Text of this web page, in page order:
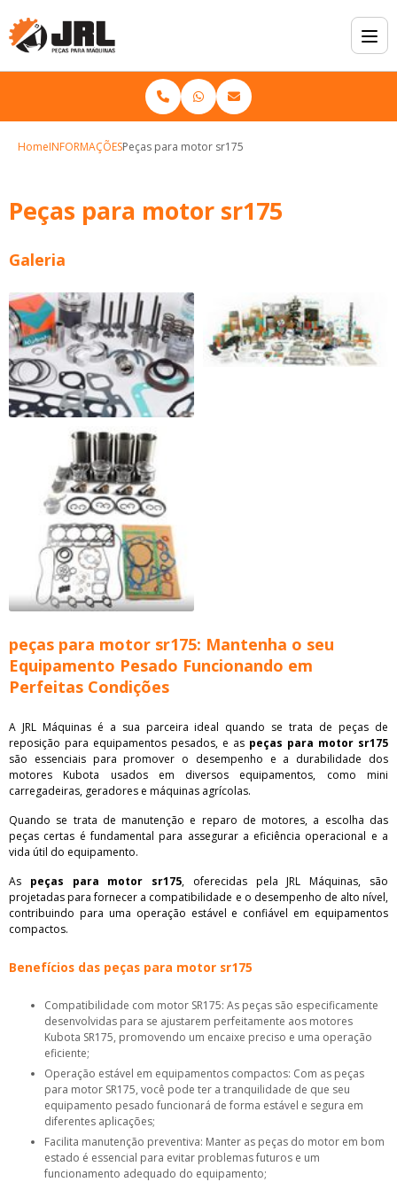
HomeINFORMAÇÕESPeças para motor sr175
Peças para motor sr175
Galeria
peças para motor sr175: Mantenha o seu
Equipamento Pesado Funcionando em
Perfeitas Condições
A JRL Máquinas é a sua parceira ideal quando se trata de peças de
reposição para equipamentos pesados, e as peças para motor sr175
são essenciais para promover o desempenho e a durabilidade dos
motores Kubota usados em diversos equipamentos, como mini
carregadeiras, geradores e máquinas agrícolas.
Quando se trata de manutenção e reparo de motores, a escolha das
peças certas é fundamental para assegurar a eficiência operacional e a
vida útil do equipamento.
As peças para motor sr175, oferecidas pela JRL Máquinas, são
projetadas para fornecer a compatibilidade e o desempenho de alto nível,
contribuindo para uma operação estável e confiável em equipamentos
compactos.
Benefícios das peças para motor sr175
Compatibilidade com motor SR175: As peças são especificamente
desenvolvidas para se ajustarem perfeitamente aos motores
Kubota SR175, promovendo um encaixe preciso e uma operação
eficiente;
Operação estável em equipamentos compactos: Com as peças
para motor SR175, você pode ter a tranquilidade de que seu
equipamento pesado funcionará de forma estável e segura em
diferentes aplicações;
Facilita manutenção preventiva: Manter as peças do motor em bom
estado é essencial para evitar problemas futuros e um
funcionamento adequado do equipamento;